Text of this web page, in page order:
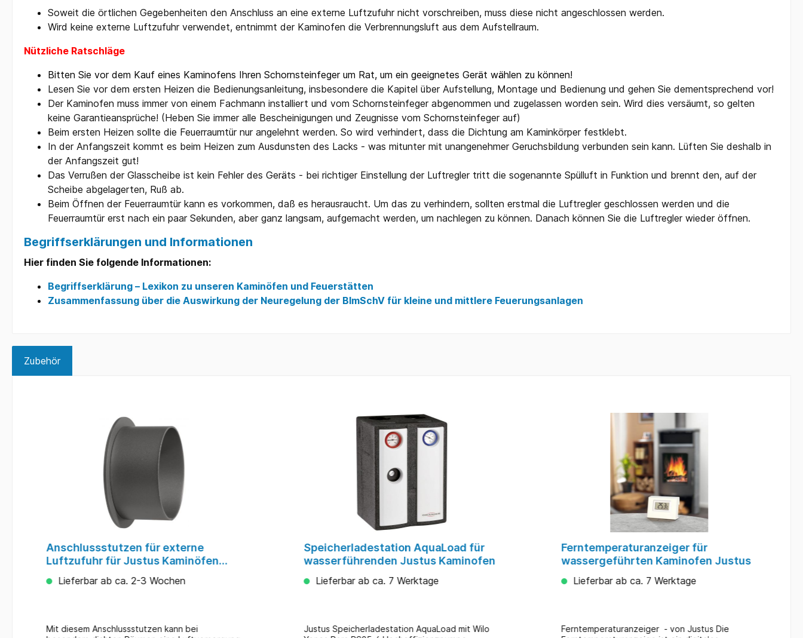
Soweit die örtlichen Gegebenheiten den Anschluss an eine externe Luftzufuhr nicht vorschreiben, muss diese nicht angeschlossen werden.
Wird keine externe Luftzufuhr verwendet, entnimmt der Kaminofen die Verbrennungsluft aus dem Aufstellraum.
Nützliche Ratschläge
Bitten Sie vor dem Kauf eines Kaminofens Ihren Schornsteinfeger um Rat, um ein geeignetes Gerät wählen zu können!
Lesen Sie vor dem ersten Heizen die Bedienungsanleitung, insbesondere die Kapitel über Aufstellung, Montage und Bedienung und gehen Sie dementsprechend vor!
Der Kaminofen muss immer von einem Fachmann installiert und vom Schornsteinfeger abgenommen und zugelassen worden sein. Wird dies versäumt, so gelten
keine Garantieansprüche! (Heben Sie immer alle Bescheinigungen und Zeugnisse vom Schornsteinfeger auf)
Beim ersten Heizen sollte die Feuerraumtür nur angelehnt werden. So wird verhindert, dass die Dichtung am Kaminkörper festklebt.
In der Anfangszeit kommt es beim Heizen zum Ausdunsten des Lacks - was mitunter mit unangenehmer Geruchsbildung verbunden sein kann. Lüften Sie deshalb in
der Anfangszeit gut!
Das Verrußen der Glasscheibe ist kein Fehler des Geräts - bei richtiger Einstellung der Luftregler tritt die sogenannte Spülluft in Funktion und brennt den, auf der
Scheibe abgelagerten, Ruß ab.
Beim Öffnen der Feuerraumtür kann es vorkommen, daß es herausraucht. Um das zu verhindern, sollten erstmal die Luftregler geschlossen werden und die
Feuerraumtür erst nach ein paar Sekunden, aber ganz langsam, aufgemacht werden, um nachlegen zu können. Danach können Sie die Luftregler wieder öffnen.
Begriffserklärungen und Informationen
Hier finden Sie folgende Informationen:
Begriffserklärung – Lexikon zu unseren Kaminöfen und Feuerstätten
Zusammenfassung über die Auswirkung der Neuregelung der BImSchV für kleine und mittlere Feuerungsanlagen
Zubehör
Anschlussstutzen für externe
Luftzufuhr für Justus Kaminöfen
#920069
Lieferbar ab ca. 2-3 Wochen
Mit diesem Anschlussstutzen kann bei
Speicherladestation AquaLoad für
wasserführenden Justus Kaminofen
Lieferbar ab ca. 7 Werktage
Justus Speicherladestation AquaLoad mit Wilo
Ferntemperaturanzeiger für
wassergeführten Kaminofen Justus
Lieferbar ab ca. 7 Werktage
Ferntemperaturanzeiger - von Justus Die